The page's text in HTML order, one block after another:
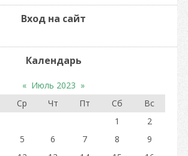
Вход на сайт
Календарь
« Июль 2023 »
Ср Чт Пт Сб
Вс
1
2
5 6 7 8
9